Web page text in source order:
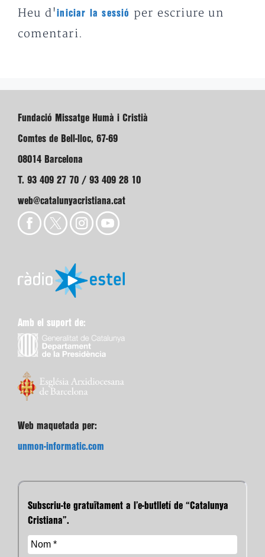
Heu d'iniciar la sessió
per escriure un
comentari.
Fundació Missatge Humà i Cristià
Comtes de Bell-lloc, 67-69
08014 Barcelona
T. 93 409 27 70 / 93 409 28 10
web@catalunyacristiana.cat
Amb el suport de:
Web maquetada per:
unmon-informatic.com
Subscriu-te gratuïtament a l’e-butlletí de “Catalunya
Cristiana”.